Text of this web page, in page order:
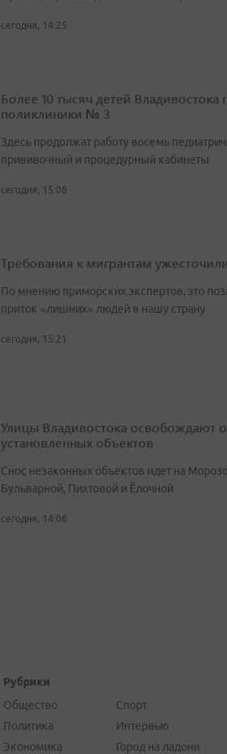
сегодня, 14:25
Более 10 тысяч детей
поликлиники № 3
Здесь продолжат работу восемь
прививочный и процедурный кабинеты
сегодня, 15:08
Требования к мигрантам
По мнению приморских экспертов, это
приток «лишних» людей в нашу страну
сегодня, 15:21
Улицы Владивостока освобождают
установленных объектов
Снос незаконных объектов идет на
Бульварной, Пихтовой и Ёлочной
сегодня, 14:06
Рубрики
Общество
Политика
Экономика
Спорт
Интервью
Город на ладони